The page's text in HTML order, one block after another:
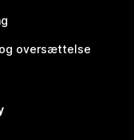
oversættelse